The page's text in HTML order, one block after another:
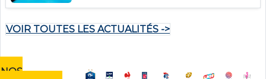
VOIR TOUTES LES ACTUALITÉS ->
NOS